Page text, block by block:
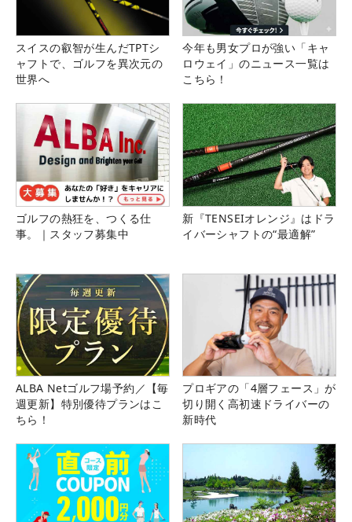
スイスの叡智が生んだTPTシ
ャフトで、ゴルフを異次元の
世界へ
今年も男女プロが強い「キャ
ロウェイ」のニュース一覧は
こちら！
ゴルフの熱狂を、つくる仕
事。｜スタッフ募集中
新『TENSEIオレンジ』はドラ
イバーシャフトの“最適解”
ALBA Netゴルフ場予約／【毎
週更新】特別優待プランはこ
ちら！
プロギアの「4層フェース」が
切り開く高初速ドライバーの
新時代